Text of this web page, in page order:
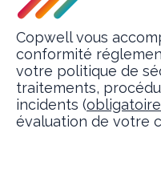
Copwell vous
conformité
votre politique de
traitements,
incidents (obligatoire
évaluation de votre